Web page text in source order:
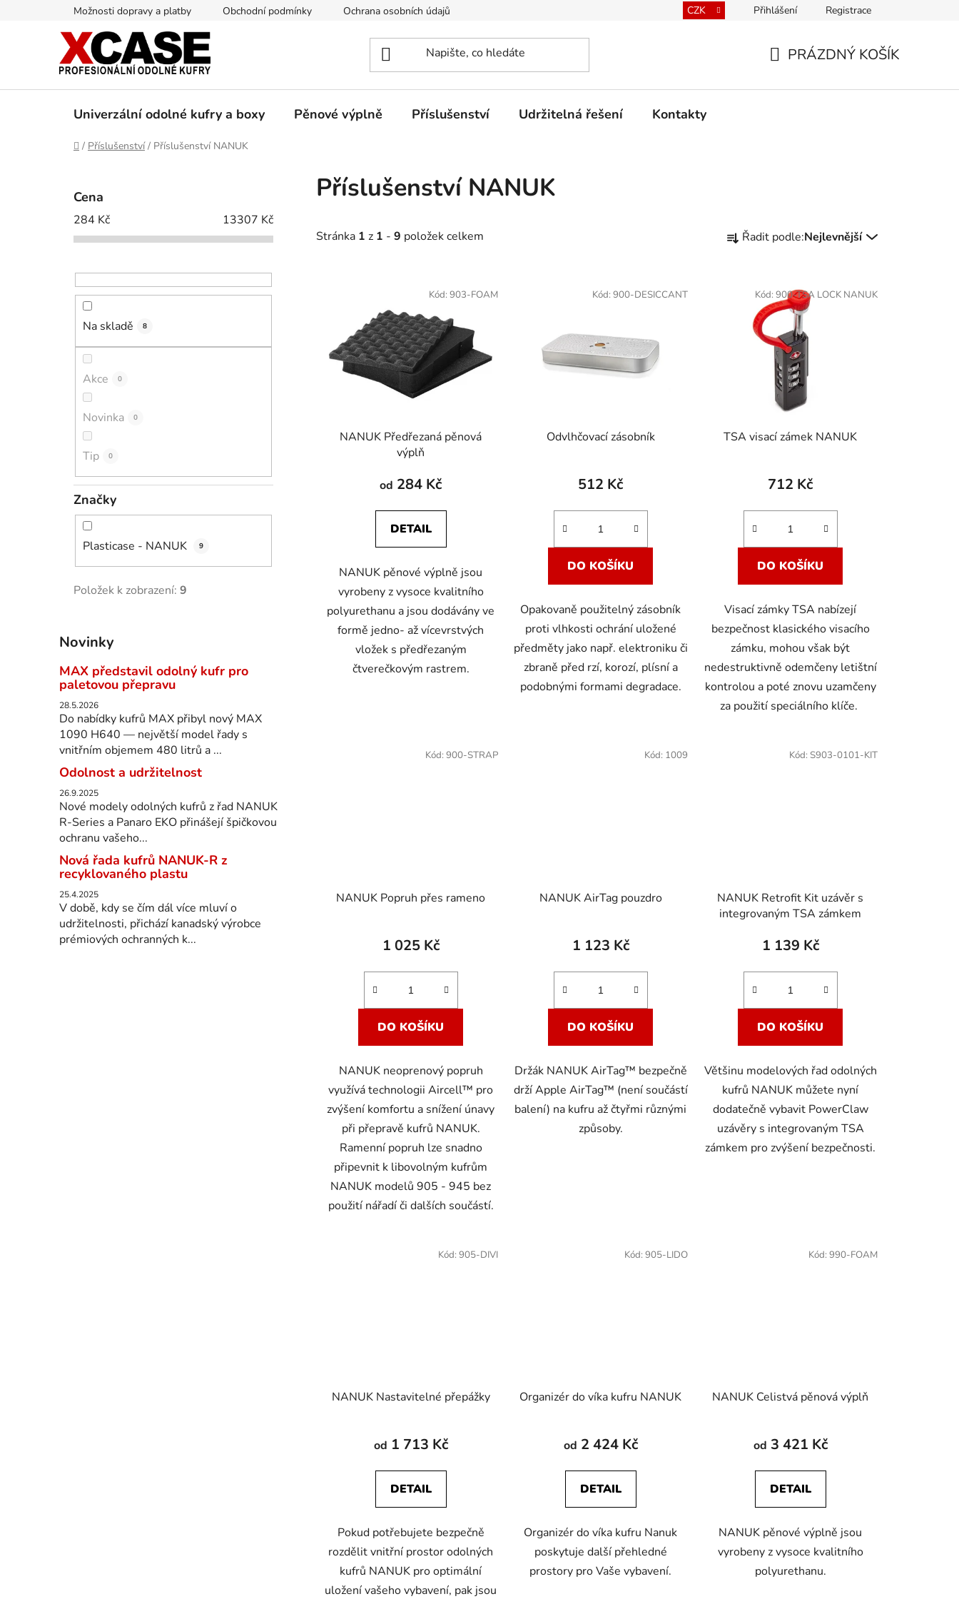
Možnosti dopravy a platby Obchodní podmínky Ochrana osobních údajů Prodávané značky Mapa serveru
CZK Přihlášení Registrace
PRÁZDNÝ KOŠÍK
Univerzální odolné kufry a boxy Pěnové výplně Příslušenství Udržitelná řešení Kontakty
Domů
/ Příslušenství / Příslušenství NANUK
Cena
284 Kč 13307 Kč
Na skladě 8
Akce 0
Novinka 0
Tip 0
Značky
Plasticase - NANUK 9
Položek k zobrazení: 9
Novinky
MAX představil odolný kufr pro
paletovou přepravu
28.5.2026
Do nabídky kufrů MAX přibyl nový MAX
1090 H640 — největší model řady s
vnitřním objemem 480 litrů a ...
Odolnost a udržitelnost
26.9.2025
Nové modely odolných kufrů z řad NANUK
R-Series a Panaro EKO přinášejí špičkovou
ochranu vašeho...
Nová řada kufrů NANUK-R z
recyklovaného plastu
25.4.2025
V době, kdy se čím dál více mluví o
udržitelnosti, přichází kanadský výrobce
prémiových ochranných k...
Příslušenství NANUK
Stránka 1 z 1 - 9 položek celkem
a
k
Řadit podle:Nejlevnější
NANUK Předřezaná pěnová
výplň
od 284 Kč
DETAIL
NANUK pěnové výplně jsou
vyrobeny z vysoce kvalitního
polyurethanu a jsou dodávány ve
formě jedno- až vícevrstvých
vložek s předřezaným
čtverečkovým rastrem.
Kód: 903-FOAM
Odvlhčovací zásobník
512 Kč
DO KOŠÍKU
Opakovaně použitelný zásobník
proti vlhkosti ochrání uložené
předměty jako např. elektroniku či
zbraně před rzí, korozí, plísní a
podobnými formami degradace.
Kód: 900-DESICCANT
TSA visací zámek NANUK
712 Kč
DO KOŠÍKU
Visací zámky TSA nabízejí
bezpečnost klasického visacího
zámku, mohou však být
nedestruktivně odemčeny letištní
kontrolou a poté znovu uzamčeny
za použití speciálního klíče.
Kód: 900-TSA LOCK NANUK
NANUK Popruh přes rameno
1 025 Kč
DO KOŠÍKU
NANUK neoprenový popruh
využívá technologii Aircell™ pro
zvýšení komfortu a snížení únavy
při přepravě kufrů NANUK.
Ramenní popruh lze snadno
připevnit k libovolným kufrům
NANUK modelů 905 - 945 bez
použití nářadí či dalších součástí.
Kód: 900-STRAP
NANUK AirTag pouzdro
1 123 Kč
DO KOŠÍKU
Držák NANUK AirTag™ bezpečně
drží Apple AirTag™ (není součástí
balení) na kufru až čtyřmi různými
způsoby.
Kód: 1009
NANUK Retrofit Kit uzávěr s
integrovaným TSA zámkem
1 139 Kč
DO KOŠÍKU
Většinu modelových řad odolných
kufrů NANUK můžete nyní
dodatečně vybavit PowerClaw
uzávěry s integrovaným TSA
zámkem pro zvýšení bezpečnosti.
Kód: S903-0101-KIT
NANUK Nastavitelné přepážky
od 1 713 Kč
DETAIL
Pokud potřebujete bezpečně
rozdělit vnitřní prostor odolných
kufrů NANUK pro optimální
uložení vašeho vybavení, pak jsou
Kód: 905-DIVI
Organizér do víka kufru NANUK
od 2 424 Kč
DETAIL
Organizér do víka kufru Nanuk
poskytuje další přehledné
prostory pro Vaše vybavení.
Kód: 905-LIDO
NANUK Celistvá pěnová výplň
od 3 421 Kč
DETAIL
NANUK pěnové výplně jsou
vyrobeny z vysoce kvalitního
polyurethanu.
Kód: 990-FOAM